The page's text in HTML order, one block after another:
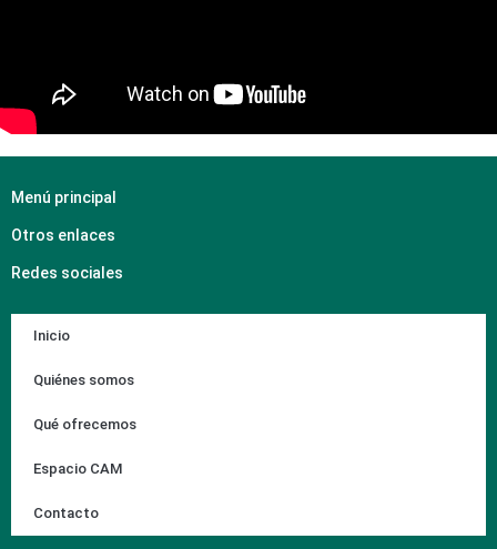
Menú principal
Otros enlaces
Redes sociales
Inicio
Quiénes somos
Qué ofrecemos
Espacio CAM
Contacto